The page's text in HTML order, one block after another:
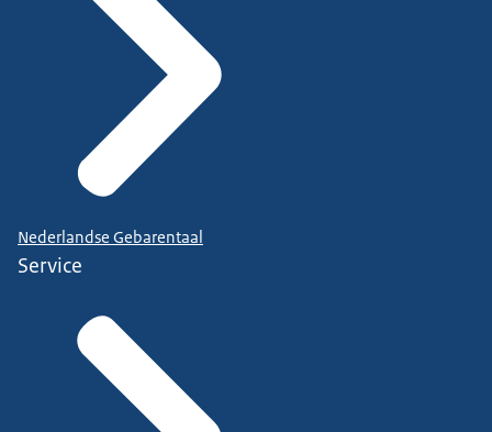
Nederlandse Gebarentaal
Service